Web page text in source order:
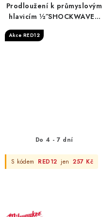
Prodloužení k průmyslovým
hlavicím ½˝ SHOCKWAVE™
IMPACT DUTY - 150 mm 1/2"
impact extension - 1pc
Akce RED12
Do 4 - 7 dní
S kódem RED12 jen 257 Kč